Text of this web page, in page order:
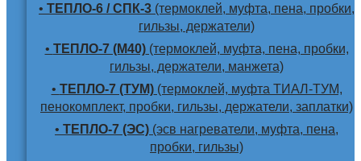
• ТЕПЛО-6 / СПК-3 (термоклей, муфта, пена, пробки,
гильзы, держатели)
• ТЕПЛО-7 (М40)(термоклей, муфта, пена, пробки,
гильзы, держатели, манжета)
• ТЕПЛО-7 (ТУМ)(термоклей, муфта ТИАЛ-ТУМ,
пенокомплект, пробки, гильзы, держатели, заплатки)
• ТЕПЛО-7 (ЭС) (эсв нагреватели, муфта, пена,
пробки, гильзы)